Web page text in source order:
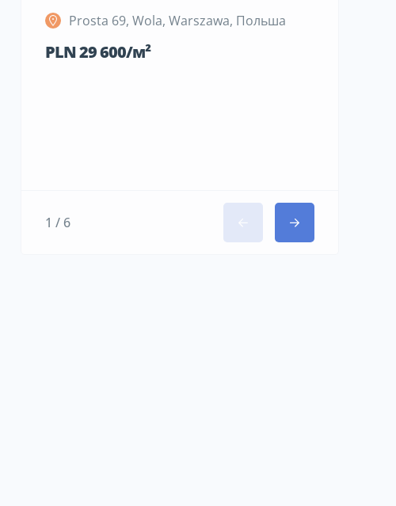
Prosta 69, Wola, Warszawa, Польша
PLN 29 600/м²
1 / 6